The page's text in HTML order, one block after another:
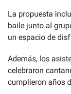
La propuesta
baile junto al
un espacio de
Además, los
celebraron
cumplieron años